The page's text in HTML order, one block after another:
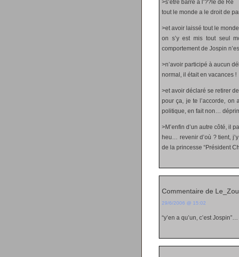
>s’être barré à l’??le de Ré
tout le monde a le droit de
>et avoir laissé tout le
on s’y est mis tout seul
comportement de Jospin
>n’avoir participé à aucun
normal, il était en vacances !
>et avoir déclaré se retirer
pour ça, je te l’accorde, on
politique, en fait non…
>M’enfin d’un autre côté, il
heu… revenir d’où ? tient,
de la princesse “Président
Commentaire de
29/6/2006 @ 15:02
“y’en a qu’un, c’est Jospin”…